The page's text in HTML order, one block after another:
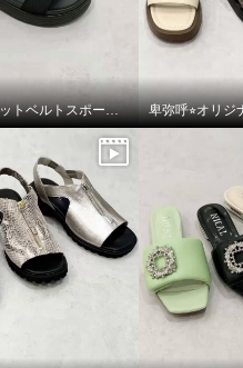
卑弥呼⭐︎ニットベルトスポーツサンダルをご紹介いたします。